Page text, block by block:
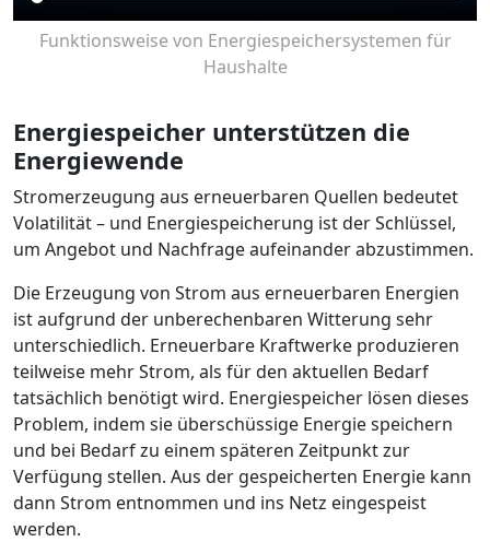
Funktionsweise von Energiespeichersystemen für
Haushalte
Energiespeicher unterstützen die
Energiewende
Stromerzeugung aus erneuerbaren Quellen bedeutet
Volatilität – und Energiespeicherung ist der Schlüssel,
um Angebot und Nachfrage aufeinander abzustimmen.
Die Erzeugung von Strom aus erneuerbaren Energien
ist aufgrund der unberechenbaren Witterung sehr
unterschiedlich. Erneuerbare Kraftwerke produzieren
teilweise mehr Strom, als für den aktuellen Bedarf
tatsächlich benötigt wird. Energiespeicher lösen dieses
Problem, indem sie überschüssige Energie speichern
und bei Bedarf zu einem späteren Zeitpunkt zur
Verfügung stellen. Aus der gespeicherten Energie kann
dann Strom entnommen und ins Netz eingespeist
werden.